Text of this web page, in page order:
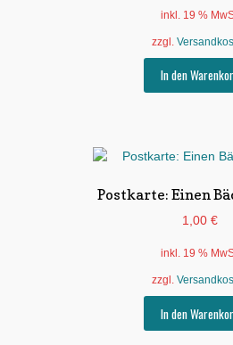
inkl. 19 %
zzgl.
In den
Postkarte: Einen
1,00 €
inkl. 19 %
zzgl.
In den